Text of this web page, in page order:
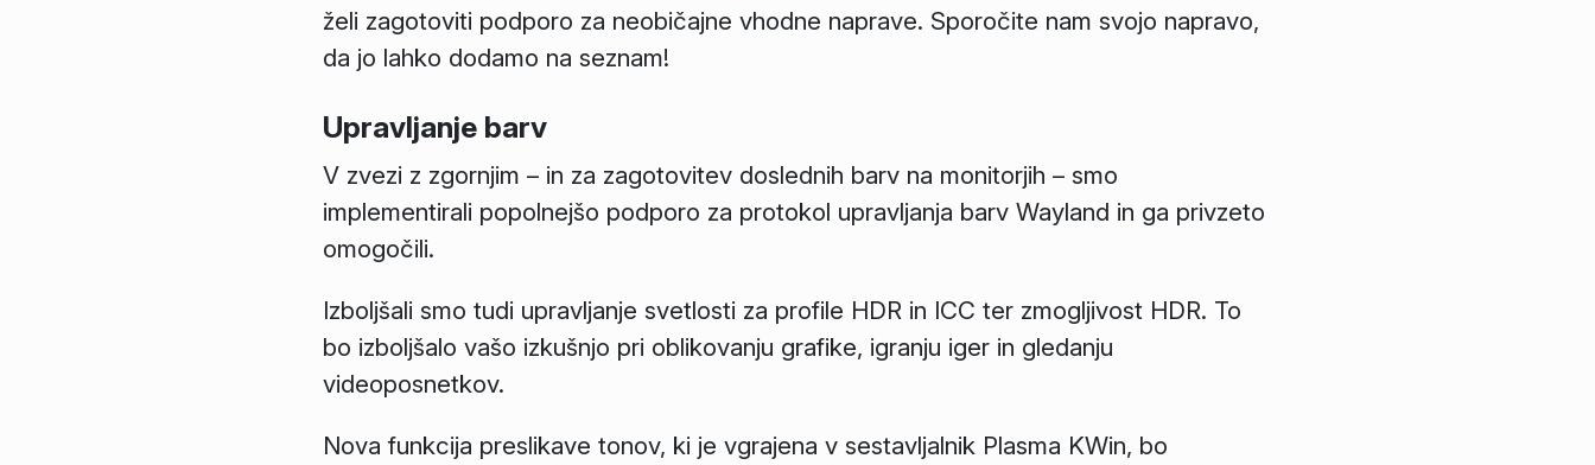
želi zagotoviti podporo za neobičajne vhodne naprave. Sporočite nam svojo napravo,
da jo lahko dodamo na seznam!
Upravljanje barv
V zvezi z zgornjim – in za zagotovitev doslednih barv na monitorjih – smo
implementirali popolnejšo podporo za protokol upravljanja barv Wayland in ga privzeto
omogočili.
Izboljšali smo tudi upravljanje svetlosti za profile HDR in ICC ter zmogljivost HDR. To
bo izboljšalo vašo izkušnjo pri oblikovanju grafike, igranju iger in gledanju
videoposnetkov.
Nova funkcija preslikave tonov, ki je vgrajena v sestavljalnik Plasma KWin, bo